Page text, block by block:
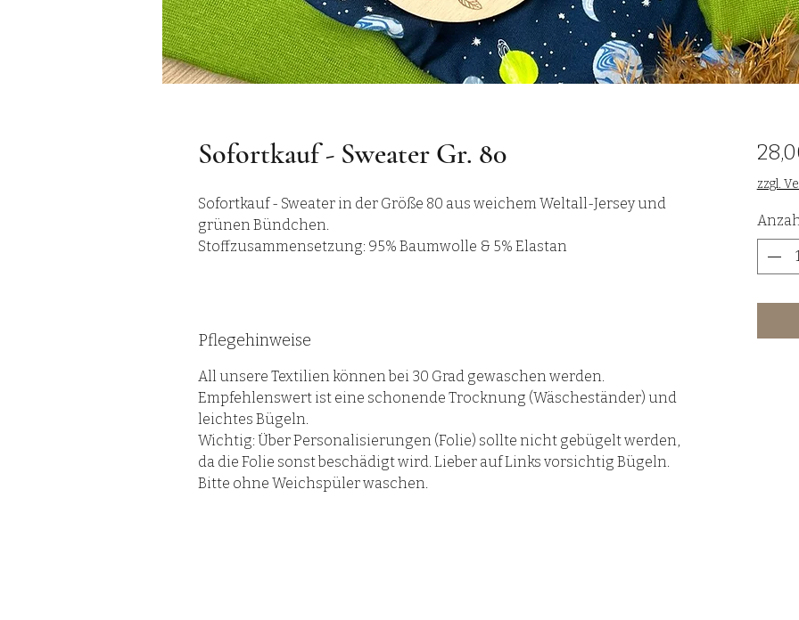
Sofortkauf - Sweater Gr. 80
Sofortkauf - Sweater in der Größe 80 aus weichem Weltall-Jersey und
grünen Bündchen.
Stoffzusammensetzung: 95% Baumwolle & 5% Elastan
Pflegehinweise
All unsere Textilien können bei 30 Grad gewaschen werden.
Empfehlenswert ist eine schonende Trocknung (Wäscheständer) und
leichtes Bügeln.
Wichtig: Über Personalisierungen (Folie) sollte nicht gebügelt werden,
da die Folie sonst beschädigt wird. Lieber auf Links vorsichtig Bügeln.
Bitte ohne Weichspüler waschen.
zzgl.